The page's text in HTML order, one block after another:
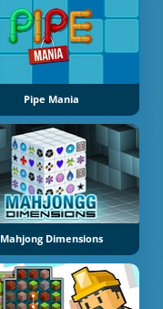
Pipe Mania
Mahjong Dimensions